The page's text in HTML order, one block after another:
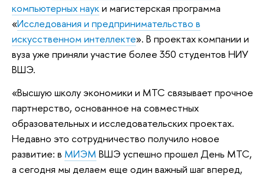
компьютерных науки магистерская программа
«Исследования и предпринимательство в
искусственном интеллекте». В проектах компании и
вуза уже приняли участие более 350 студентов НИУ
ВШЭ.
«Высшую школу экономики и МТС связывает прочное
партнерство, основанное на совместных
образовательных и исследовательских проектах.
Недавно это сотрудничество получило новое
развитие: в МИЭМ ВШЭ успешно прошел День МТС,
а сегодня мы делаем еще один важный шаг вперед,